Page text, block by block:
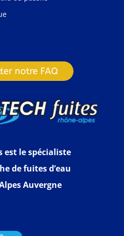
notre FAQ
est le spécialiste
de fuites d’eau
Auvergne